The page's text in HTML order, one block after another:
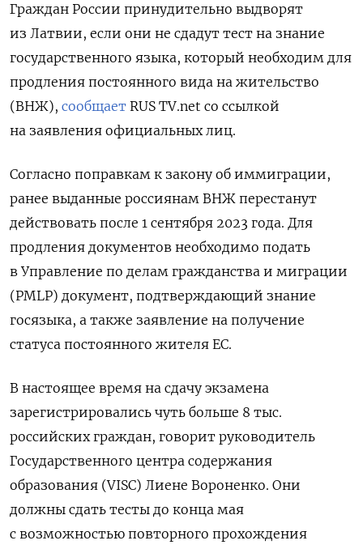
Граждан России принудительно выдворят
из Латвии, если они не сдадут тест на знание
государственного языка, который необходим для
продления постоянного вида на жительство
(ВНЖ), сообщает RUS TV.net со ссылкой
на заявления официальных лиц.
Согласно поправкам к закону об иммиграции,
ранее выданные россиянам ВНЖ перестанут
действовать после 1 сентября 2023 года. Для
продления документов необходимо подать
в Управление по делам гражданства и миграции
(PMLP) документ, подтверждающий знание
госязыка, а также заявление на получение
статуса постоянного жителя ЕС.
В настоящее время на сдачу экзамена
зарегистрировались чуть больше 8 тыс.
российских граждан, говорит руководитель
Государственного центра содержания
образования (VISC) Лиене Вороненко. Они
должны сдать тесты до конца мая
с возможностью повторного прохождения